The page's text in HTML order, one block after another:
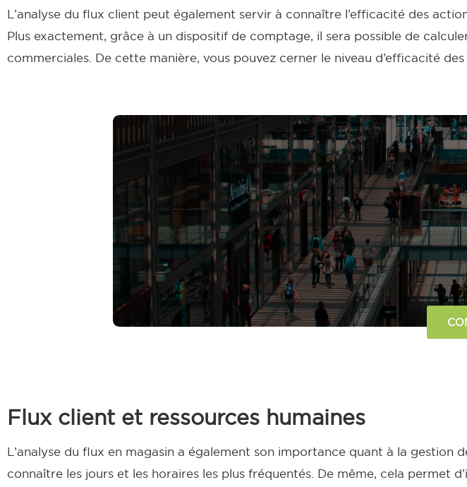
L’analyse du flux client peut également servir à connaître l’efficacité des
Plus exactement, grâce à un dispositif de comptage, il sera possible de
commerciales. De cette manière, vous pouvez cerner le niveau d’efficacité des
Flux client et ressources humaines
L’analyse du flux en magasin a également son importance quant à la gestion
connaître les jours et les horaires les plus fréquentés. De même, cela permet